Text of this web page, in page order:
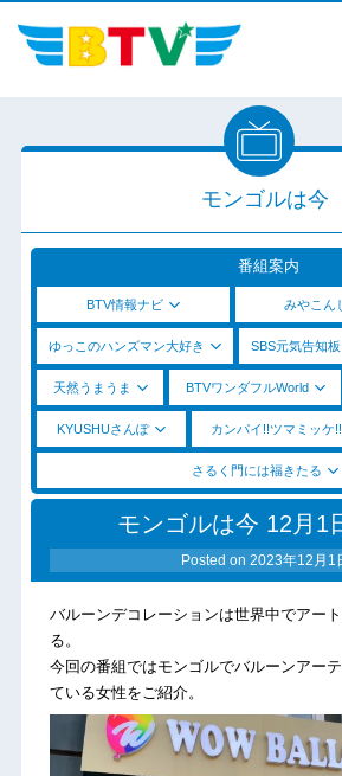
モンゴルは今
番組案内
BTV情報ナビ みやこん
ゆっこのハンズマン大好き SBS元気告知板
天然うまうま BTVワンダフルWorld
KYUSHUさんぽ カンパイ!!ツマミッケ!!
さるく門には福きたる
モンゴルは今 12月1
Posted on 2023年12月1
バルーンデコレーションは世界中でアー
る。
今回の番組ではモンゴルでバルーンアー
ている女性をご紹介。